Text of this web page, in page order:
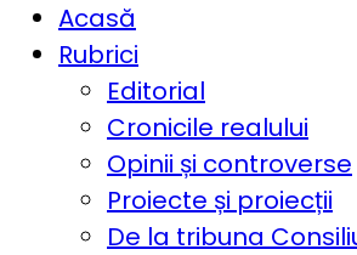
Acasă
Rubrici
Editorial
Cronicile realului
Opinii și controverse
Proiecte și proiecții
De la tribuna